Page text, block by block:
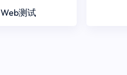
Web测试